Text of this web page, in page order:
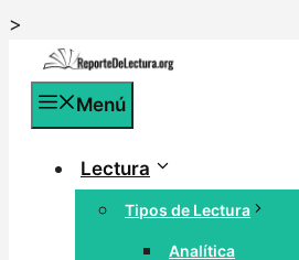
>
contenido
Menú
Lectura
Tipos de Lectura
Analítica